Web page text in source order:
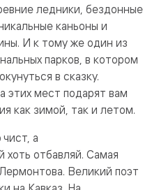
ледники, бездонные
каньоны и
И к тому же один из
парков, в котором
в сказку.
этих мест подарят вам
как зимой, так и летом.
а
отбавляй. Самая
Великий поэт